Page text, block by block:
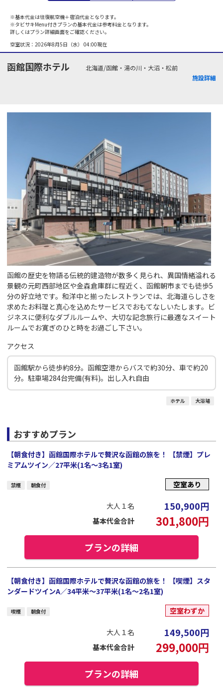
※基本代金は往復航空機＋宿泊代金となります。
※タビサキMenu付きプランの基本代金は参考料金となります。
詳しくはプラン詳細画面をご確認ください。
空室状況： 2026年8月5日（水） 04:00現在
函館国際ホテル
北海道/函館・湯の川・大沼・松前
施設詳細
函館の歴史を物語る伝統的建造物が数多く見られ、異国情緒溢れる
景観の元町西部地区や金森倉庫群に程近く、函館朝市までも徒歩5
分の好立地です。和洋中と揃ったレストランでは、北海道らしさを
求めたお料理と真心を込めたサービスでおもてなしいたします。ビ
ジネスに便利なダブルルームや、大切な記念旅行に最適なスイート
ルームでお寛ぎのひと時をお過ごし下さい。
アクセス
函館駅から徒歩約8分。函館空港からバスで約30分、車で約20
分。駐車場284台完備(有料)。出し入れ自由
ホテル 大浴場
おすすめプラン
【朝食付き】函館国際ホテルで贅沢な函館の旅を！ 【禁煙】プレ
ミアムツイン／27平米(1名～3名1室)
禁煙 朝食付 空室あり
大人１名 150,900円
基本代金合計 301,800円
プランの詳細
【朝食付き】函館国際ホテルで贅沢な函館の旅を！ 【喫煙】スタ
ンダードツインA／34平米～37平米(1名～2名1室)
喫煙 朝食付 空室わずか
大人１名 149,500円
基本代金合計 299,000円
プランの詳細